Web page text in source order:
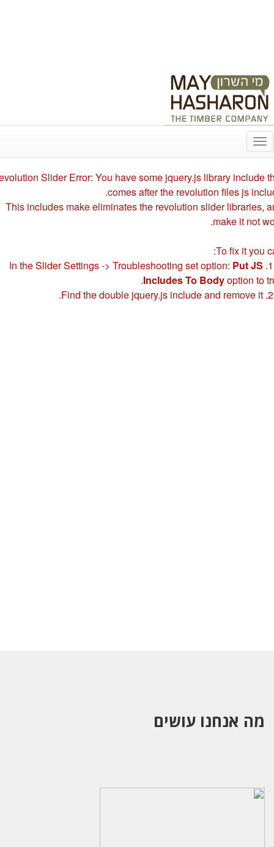
Toggle
navigation
Slider Error: You have some jquery.js library include
comes after the revolution files js
This includes make eliminates the revolution slider libraries,
make it not
To fix it you
Put JS
Includes To Bodyoption to
מה אנחנו עושים